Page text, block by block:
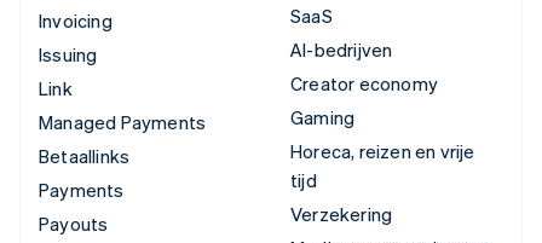
Invoicing
Issuing
Link
Managed Payments
Betaallinks
Payments
Payouts
SaaS
AI-bedrijven
Creator economy
Gaming
Horeca, reizen en vrije
tijd
Verzekering